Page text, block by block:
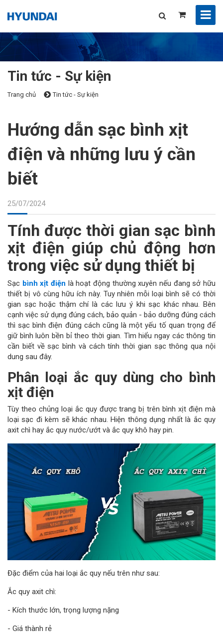
Tin tức - Sự kiện
Trang chủ Tin tức - Sự kiện
Hướng dẫn sạc bình xịt
điện và những lưu ý cần
biết
25/07/2024
Tính được thời gian sạc bình
xịt điện giúp chủ động hơn
trong việc sử dụng thiết bị
Sạc bình xịt điện là hoạt động thường xuyên nếu đang sở hữu
thiết bị vô cùng hữu ích này. Tuy nhiên mỗi loại bình sẽ có thời
gian sạc hoặc thậm chí là các lưu ý khi sạc khác nhau. Bên
cạnh việc sử dụng đúng cách, bảo quản - bảo dưỡng đúng cách
thì sạc bình điện đúng cách cũng là một yếu tố quan trọng để
giữ bình luôn bền bỉ theo thời gian. Tìm hiểu ngay các thông tin
cần biết về sạc bình và cách tính thời gian sạc thông qua nội
dung sau đây.
Phân loại ắc quy dùng cho bình
xịt điện
Tùy theo chủng loại ắc quy được trang bị trên bình xịt điện mà
loại sạc đi kèm sẽ khác nhau. Hiện thông dụng nhất là ắc quy
axit chì hay ắc quy nước/ướt và ắc quy khô hay pin.
Đặc điểm của hai loại ắc quy nếu trên như sau:
Ắc quy axit chì:
- Kích thước lớn, trọng lượng nặng
- Giá thành rẻ